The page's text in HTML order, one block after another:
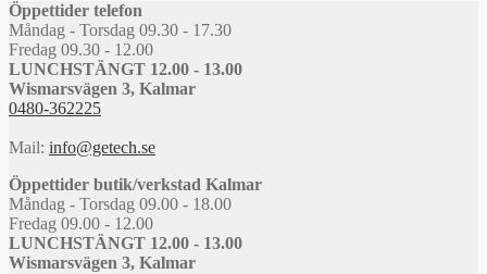
Öppettider telefon
Måndag - Torsdag 09.30 - 17.30
Fredag 09.30 - 12.00
LUNCHSTÄNGT 12.00 - 13.00
Wismarsvägen 3, Kalmar
0480-362225
Mail: info@getech.se
Öppettider butik/verkstad Kalmar
Måndag - Torsdag 09.00 - 18.00
Fredag 09.00 - 12.00
LUNCHSTÄNGT 12.00 - 13.00
Wismarsvägen 3, Kalmar